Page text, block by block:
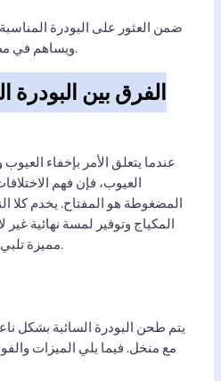
ضمن العثور على البودرة
ويساهم في مظهر مصقول يدوم طوال اليوم.
الفرق بين
عندما يتعلق الأمر بإخفاء
العيوب، فإن فهم
المضغوطة هو المفتاح. يخدم كلا
المكياج وتوفير لمسة نهائية
مميزة تلبي تفضيلات وأنواع بشرة مختلفة.
يتم طحن البودرة السائبة بشكل
مع منخل. فيما يلي الميزات